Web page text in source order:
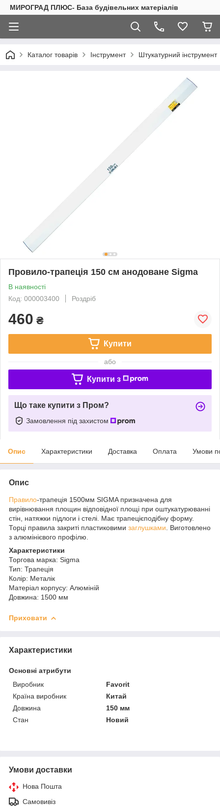
МИРОГРАД ПЛЮС- База будівельних матеріалів
Каталог товарів Інструмент Штукатурний інструмент
Провило-трапеція 150 см анодоване Sigma
В наявності
Код: 000003400
Роздріб
460 ₴
Купити
або
Купити з
Що таке купити з Пром?
Замовлення під захистом
Опис Характеристики Доставка Оплата Умови
Опис
Правило-трапеція 1500мм SIGMA призначена для
вирівнювання площин відповідної площі при оштукатурюванні
стін, натяжки підлоги і стелі. Має трапецієподібну форму.
Торці правила закриті пластиковими заглушками . Виготовлено
з алюмінієвого профілю.
Характеристики
Торгова марка: Sigma
Тип: Трапеція
Колір: Металік
Матеріал корпусу: Алюміній
Довжина: 1500 мм
Приховати
Характеристики
Основні атрибути
Виробник
Favorit
Країна виробник
Китай
Довжина
150 мм
Стан
Новий
Умови доставки
Нова Пошта
Самовивіз